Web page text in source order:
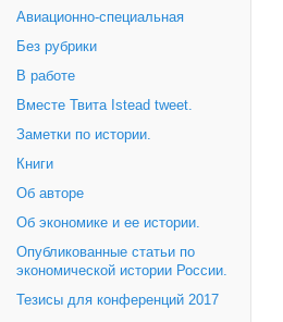
Авиационно-специальная
Без рубрики
В работе
Вместе Твита Istead tweet.
Заметки по истории.
Книги
Об авторе
Об экономике и ее истории.
Опубликованные статьи по
экономической истории России.
Тезисы для конференций 2017